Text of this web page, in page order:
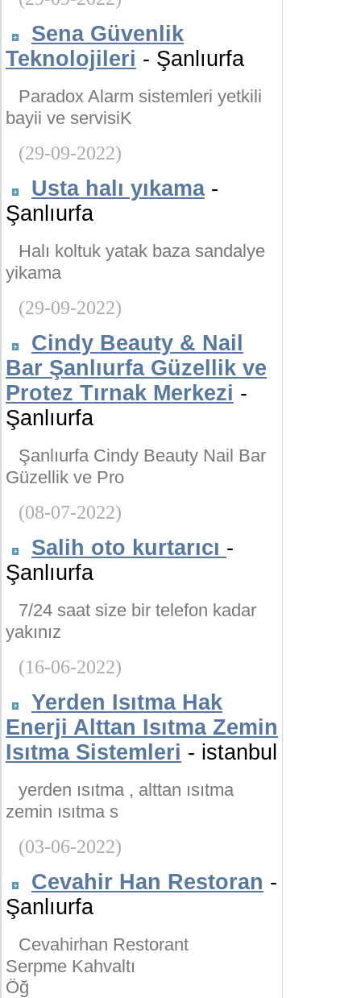
Sena Güvenlik
Teknolojileri - Şanlıurfa
Paradox Alarm sistemleri yetkili
bayii ve servisiK
(29-09-2022)
Usta halı yıkama-
Şanlıurfa
Halı koltuk yatak baza sandalye
yikama
(29-09-2022)
Cindy Beauty & Nail
Bar Şanlıurfa Güzellik ve
Protez Tırnak Merkezi -
Şanlıurfa
Şanlıurfa Cindy Beauty Nail Bar
Güzellik ve Pro
(08-07-2022)
Salih oto kurtarıcı -
Şanlıurfa
7/24 saat size bir telefon kadar
yakınız
(16-06-2022)
Yerden Isıtma Hak
Enerji Alttan Isıtma Zemin
Isıtma Sistemleri - istanbul
yerden ısıtma , alttan ısıtma
zemin ısıtma s
(03-06-2022)
Cevahir Han Restoran -
Şanlıurfa
Cevahirhan Restorant
Serpme Kahvaltı
Öğ